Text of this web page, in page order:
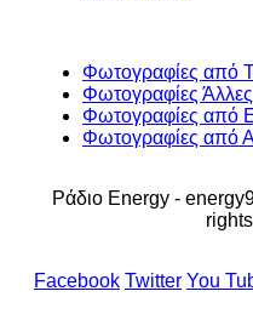
Φωτογραφίες από
Φωτογραφίες
Φωτογραφίες από
Φωτογραφίες από
Ράδιο Energy -
Facebook Twitter You